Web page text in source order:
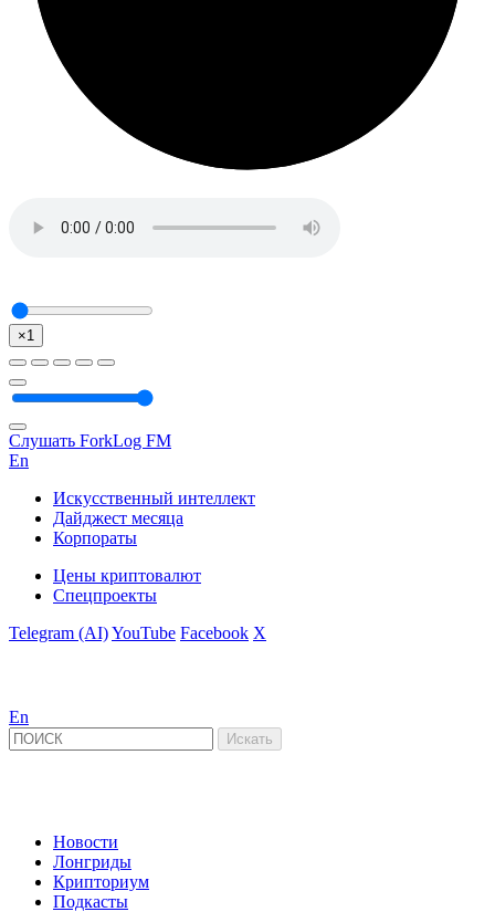
×1
Слушать ForkLog FM
En
Искусственный интеллект
Дайджест месяца
Корпораты
Цены криптовалют
Спецпроекты
Telegram (AI)YouTube Facebook X
En
Новости
Лонгриды
Крипториум
Подкасты